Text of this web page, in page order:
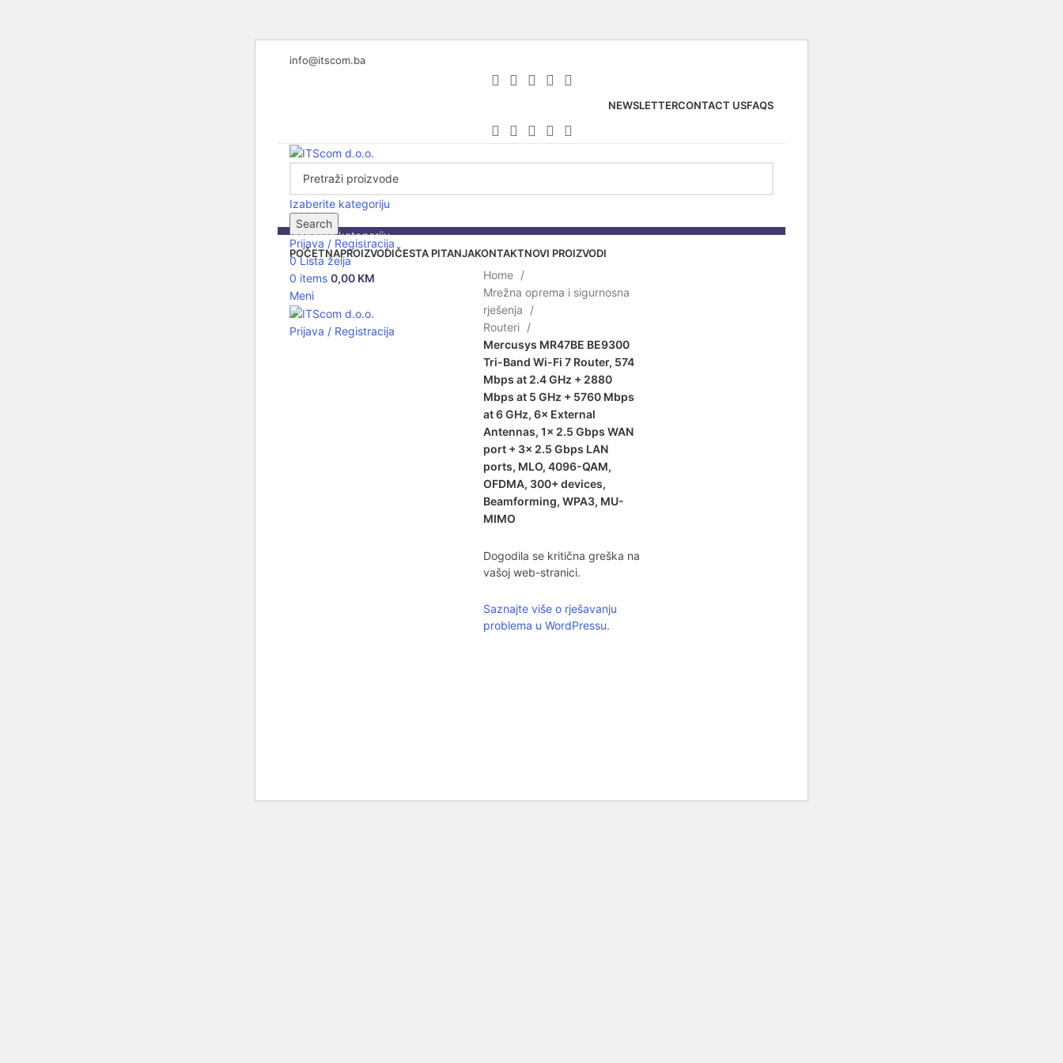
info@itscom.ba
NEWSLETTERCONTACT USFAQS
Izaberite kategoriju
Search
Prijava / Registracija
0Lista želja
0 items 0,00 KM
Meni
Prijava / Registracija
Izaberite kategoriju
POČETNAPROIZVODIČESTA PITANJAKONTAKTNOVI PROIZVODI
Home
Mrežna oprema i sigurnosna
rješenja
Routeri
Mercusys MR47BE BE9300
Tri-Band Wi-Fi 7 Router, 574
Mbps at 2.4 GHz + 2880
Mbps at 5 GHz + 5760 Mbps
at 6 GHz, 6× External
Antennas, 1× 2.5 Gbps WAN
port + 3× 2.5 Gbps LAN
ports, MLO, 4096-QAM,
OFDMA, 300+ devices,
Beamforming, WPA3, MU-
MIMO
Dogodila se kritična greška na
vašoj web-stranici.
Saznajte više o rješavanju
problema u WordPressu.